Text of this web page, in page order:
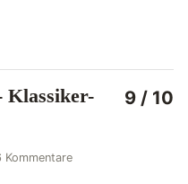
Klassiker-
Kommentare
9 / 10